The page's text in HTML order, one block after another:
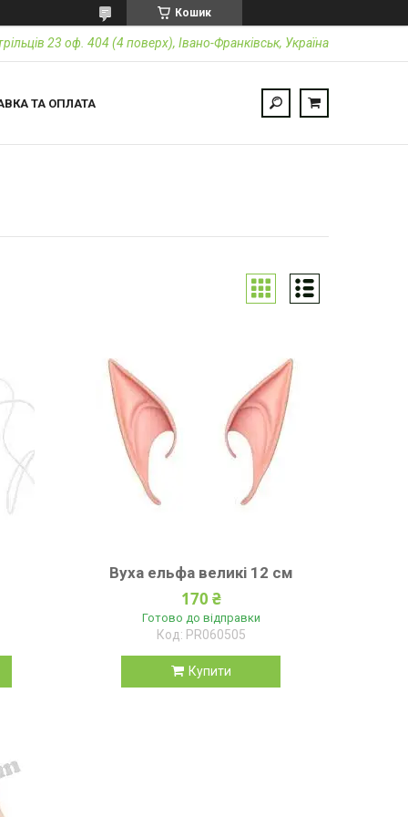
Кошик
23 оф. 404 (4 поверх), Івано-Франківськ, Україна
ТА ОПЛАТА
Вуха ельфа великі 12 см
170 ₴
Готово до відправки
PR060505
Купити